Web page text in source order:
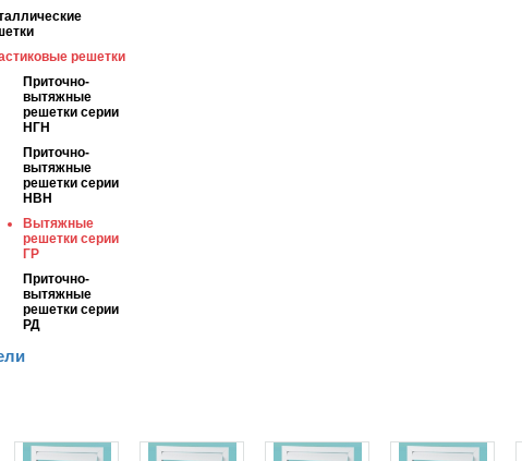
решетки
Приточно-
вытяжные
решетки серии
НГН
Приточно-
вытяжные
решетки серии
НВН
Вытяжные
решетки серии
ГР
Приточно-
вытяжные
решетки серии
РД